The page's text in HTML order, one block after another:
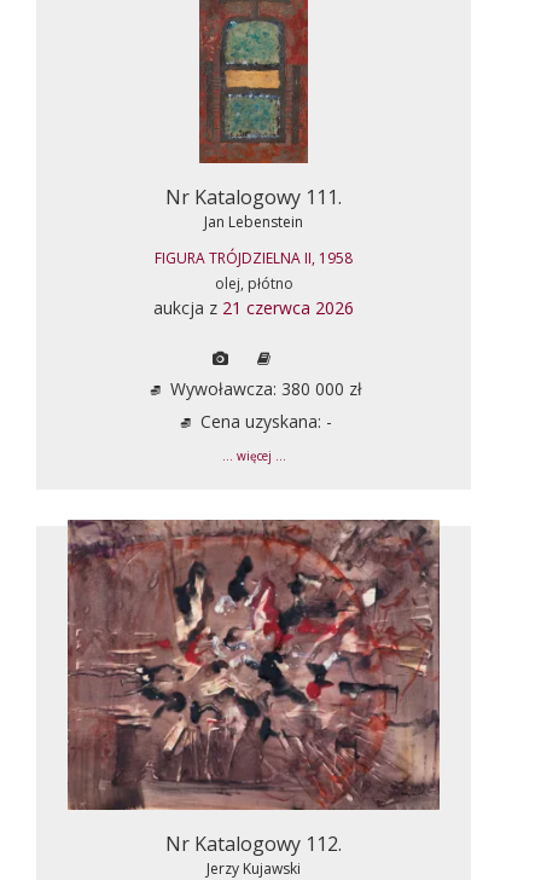
Nr Katalogowy 111.
Jan Lebenstein
FIGURA TRÓJDZIELNA II, 1958
olej, płótno
aukcja z 21 czerwca 2026
Wywoławcza: 380 000 zł
Cena uzyskana: -
... więcej ...
Nr Katalogowy 112.
Jerzy Kujawski